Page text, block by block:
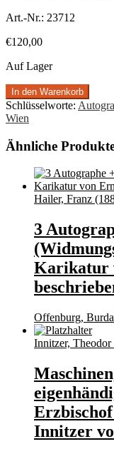
Art.-Nr.: 23712
€120,00
Auf Lager
In den Warenkorb
Schlüsselworte:
Wien
Ähnliche
Hailer, Franz
3
Karikatur
Offenburg,
Innitzer,
Innitzer